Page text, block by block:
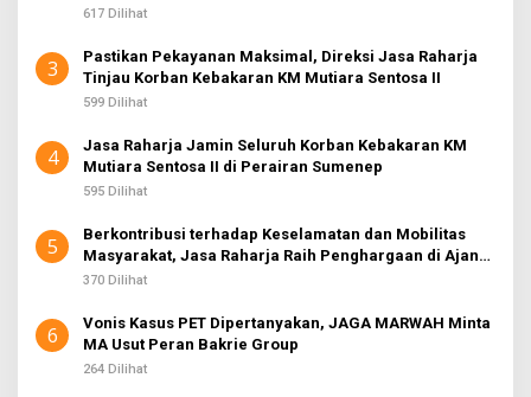
Sembiring
617 Dilihat
3
Pastikan Pekayanan Maksimal, Direksi Jasa Raharja
Tinjau Korban Kebakaran KM Mutiara Sentosa II
599 Dilihat
4
Jasa Raharja Jamin Seluruh Korban Kebakaran KM
Mutiara Sentosa II di Perairan Sumenep
595 Dilihat
5
Berkontribusi terhadap Keselamatan dan Mobilitas
Masyarakat, Jasa Raharja Raih Penghargaan di Ajang
Transportasi Indonesia Awards 2026
370 Dilihat
6
Vonis Kasus PET Dipertanyakan, JAGA MARWAH Minta
MA Usut Peran Bakrie Group
264 Dilihat